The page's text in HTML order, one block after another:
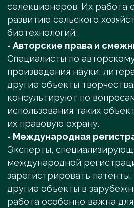
селекционеров. Их работа
развитию сельского
биотехнологий.
- Авторские права и
Специалисты по
произведения науки,
другие объекты
консультируют по
использования таких
их правовую охрану.
- Международная
Эксперты,
международной
зарегистрировать
другие объекты в
работа особенно важна